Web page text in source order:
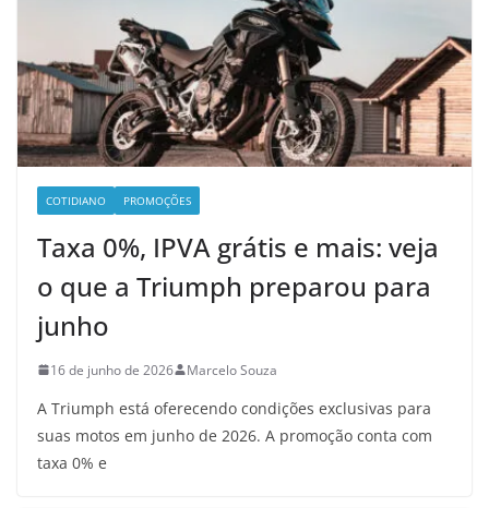
COTIDIANO PROMOÇÕES
Taxa 0%, IPVA grátis e mais: veja
o que a Triumph preparou para
junho
16 de junho de 2026 Marcelo Souza
A Triumph está oferecendo condições exclusivas para
suas motos em junho de 2026. A promoção conta com
taxa 0% e